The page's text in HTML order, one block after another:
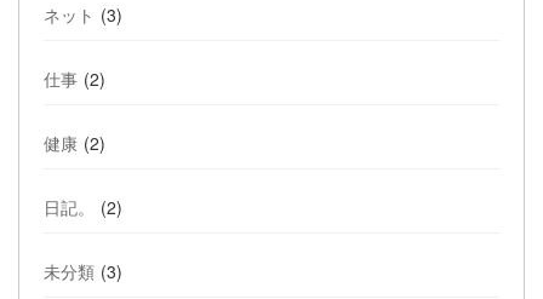
ネット (3)
仕事 (2)
健康 (2)
日記。 (2)
未分類 (3)